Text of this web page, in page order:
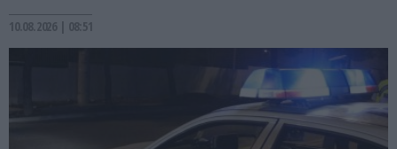
10.08.2026 | 08:51